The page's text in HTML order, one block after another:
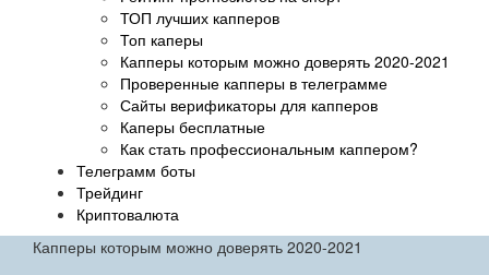
ТОП лучших капперов
Топ каперы
Капперы которым можно доверять 2020-2021
Проверенные капперы в телеграмме
Сайты верификаторы для капперов
Каперы бесплатные
Как стать профессиональным каппером?
Телеграмм боты
Трейдинг
Криптовалюта
Капперы которым можно доверять 2020-2021